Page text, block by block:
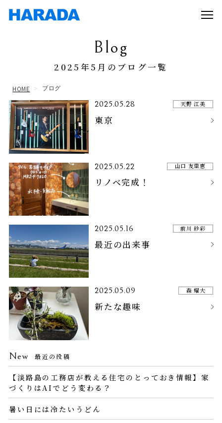
Blog
2025年5月のブログ一覧
HOME ブログ
2025.05.28
東京
天野 江美
2025.05.22
リノベ完成！
山口 友里恵
2025.05.16
最近の出来事
前川 紗彩
2025.05.09
新たな趣味
森 耀大
New 最近の投稿
【淡路島の工務店が教える住宅のとっておき情報】家
づくりはAIでどう変わる？
暑い日には冷たいうどん